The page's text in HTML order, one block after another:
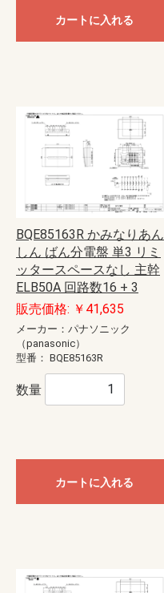
カートに入れる
BQE85163R かみなりあん
しん ばん分電盤 単3 リミ
ッタースペースなし 主幹
ELB50A 回路数16 + 3
販売価格: ￥41,635
メーカー：パナソニック
（panasonic）
型番： BQE85163R
数量
カートに入れる